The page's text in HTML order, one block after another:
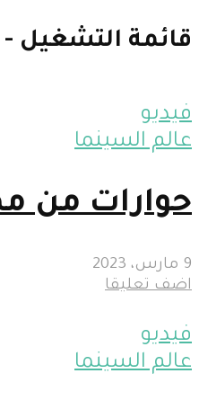
قائمة التشغيل -
فيديو
عالم السينما
حوارات من
9 مارس، 2023
اضف تعليقا
فيديو
عالم السينما